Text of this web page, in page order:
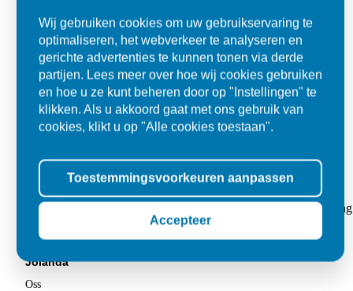
"Goed geholpen bij aankoop en zeer klantvriendelijk. De
Jolanda
Oss
Wij gebruiken cookies om uw gebruikservaring te
optimaliseren, het webverkeer te analyseren en
gerichte advertenties te kunnen tonen via derde
partijen. Lees meer over hoe wij cookies gebruiken
en hoe u ze kunt beheren door op "Instellingen" te
klikken. Als u akkoord gaat met ons gebruik van
cookies, klikt u op "Alle cookies toestaan".
Toestemmingsvoorkeuren aanpassen
Accepteer